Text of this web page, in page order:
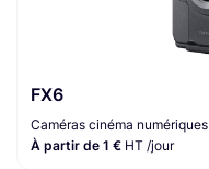
FX6
Caméras cinéma numériques
À partir de 1 € HT /jour